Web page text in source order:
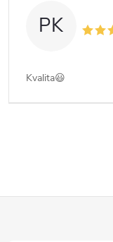
PK
Kvalita😃